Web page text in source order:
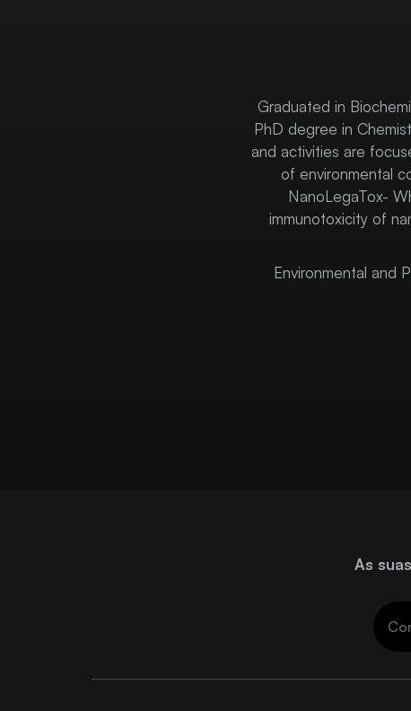
Graduated in
PhD degree in
and activities are
of environmental
NanoLegaTox-
immunotoxicity of
Environmental and
As